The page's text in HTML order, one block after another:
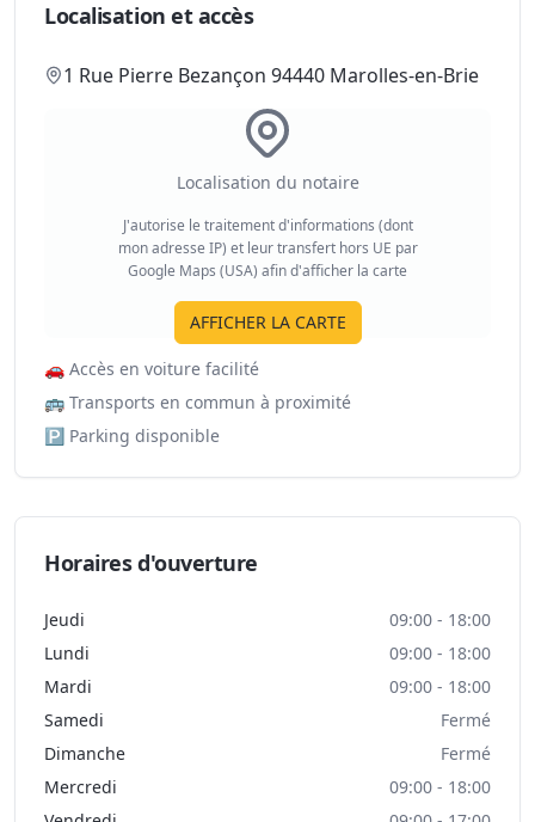
Localisation et accès
1 Rue Pierre Bezançon 94440 Marolles-en-Brie
Localisation du notaire
J'autorise le traitement d'informations (dont
mon adresse IP) et leur transfert hors UE par
Google Maps (USA) afin d'afficher la carte
AFFICHER LA CARTE
🚗 Accès en voiture facilité
🚌 Transports en commun à proximité
🅿️ Parking disponible
Horaires d'ouverture
Jeudi
09:00 - 18:00
Lundi
09:00 - 18:00
Mardi
09:00 - 18:00
Samedi
Fermé
Dimanche
Fermé
Mercredi
09:00 - 18:00